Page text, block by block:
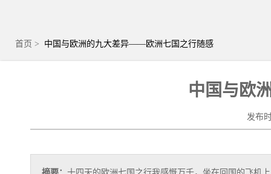
首页 > 中国与欧洲的九大差异——欧洲七国之行随感
中国与欧
发布